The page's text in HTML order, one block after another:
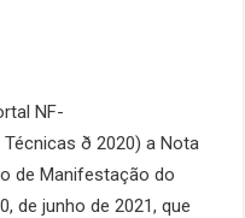
NF-
ð 2020) a Nota
de Manifestação do
de junho de 2021, que